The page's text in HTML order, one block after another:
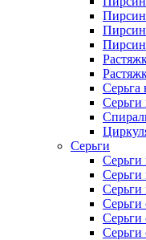
Серьга
Серьги
Серьги
Серьги
Серьги
Серьги
Серьги